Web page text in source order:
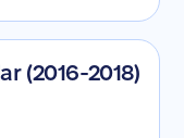
(2016-2018)